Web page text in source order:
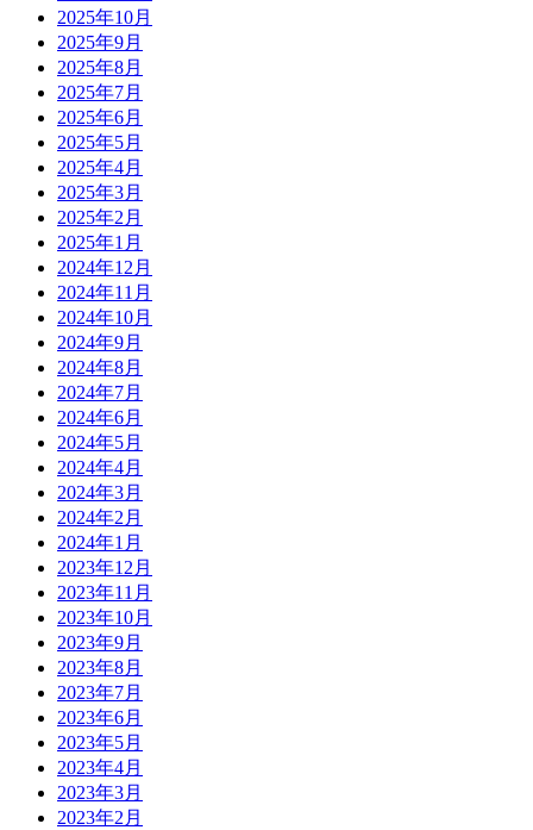
2025年10月
2025年9月
2025年8月
2025年7月
2025年6月
2025年5月
2025年4月
2025年3月
2025年2月
2025年1月
2024年12月
2024年11月
2024年10月
2024年9月
2024年8月
2024年7月
2024年6月
2024年5月
2024年4月
2024年3月
2024年2月
2024年1月
2023年12月
2023年11月
2023年10月
2023年9月
2023年8月
2023年7月
2023年6月
2023年5月
2023年4月
2023年3月
2023年2月